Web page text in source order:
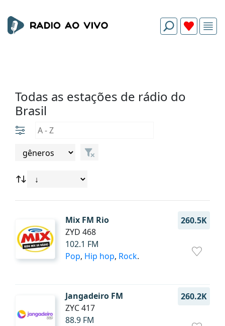
Todas as estações de rádio do
Brasil
Mix FM Rio
260.5K
ZYD 468
102.1 FM
Pop, Hip hop, Rock.
Jangadeiro FM
260.2K
ZYC 417
88.9 FM